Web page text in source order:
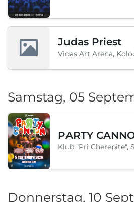
Judas Priest
Samstag, 05
Donnerstag, 10